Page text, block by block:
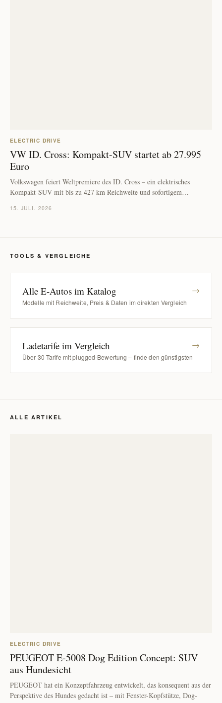
ELECTRIC DRIVE
VW ID. Cross: Kompakt-SUV startet ab 27.995
Euro
Volkswagen feiert Weltpremiere des ID. Cross – ein elektrisches
Kompakt-SUV mit bis zu 427 km Reichweite und sofortigem…
15. JULI. 2026
TOOLS & VERGLEICHE
Alle E-Autos im Katalog
Modelle mit Reichweite, Preis & Daten im direkten Vergleich
→
Ladetarife im Vergleich
Über 30 Tarife mit plugged-Bewertung – finde den günstigsten
→
ALLE ARTIKEL
ELECTRIC DRIVE
PEUGEOT E-5008 Dog Edition Concept: SUV
aus Hundesicht
PEUGEOT hat ein Konzeptfahrzeug entwickelt, das konsequent aus der
Perspektive des Hundes gedacht ist – mit Fenster-Kopfstütze, Dog-